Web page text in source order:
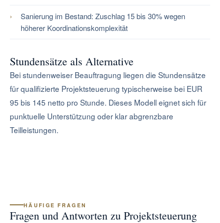
Sanierung im Bestand: Zuschlag 15 bis 30% wegen
höherer Koordinationskomplexität
Stundensätze als Alternative
Bei stundenweiser Beauftragung liegen die Stundensätze
für qualifizierte Projektsteuerung typischerweise bei EUR
95 bis 145 netto pro Stunde. Dieses Modell eignet sich für
punktuelle Unterstützung oder klar abgrenzbare
Teilleistungen.
HÄUFIGE FRAGEN
Fragen und Antworten zu Projektsteuerung